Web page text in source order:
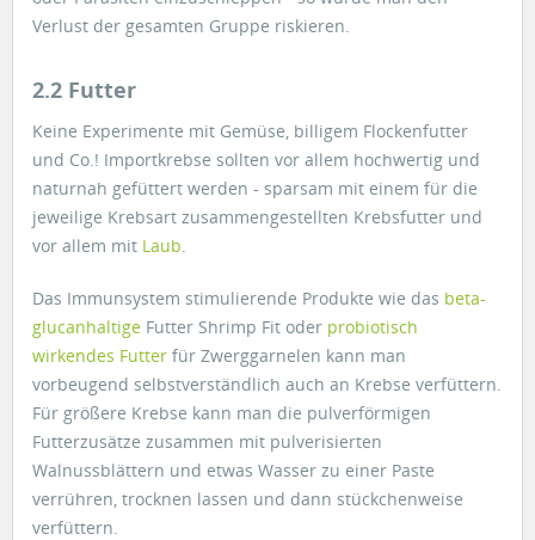
Verlust der gesamten Gruppe riskieren.
2.2 Futter
Keine Experimente mit Gemüse, billigem Flockenfutter
und Co.! Importkrebse sollten vor allem hochwertig und
naturnah gefüttert werden - sparsam mit einem für die
jeweilige Krebsart zusammengestellten Krebsfutter und
vor allem mit Laub.
Das Immunsystem stimulierende Produkte wie das beta-
glucanhaltige Futter Shrimp Fit oder probiotisch
wirkendes Futter für Zwerggarnelen kann man
vorbeugend selbstverständlich auch an Krebse verfüttern.
Für größere Krebse kann man die pulverförmigen
Futterzusätze zusammen mit pulverisierten
Walnussblättern und etwas Wasser zu einer Paste
verrühren, trocknen lassen und dann stückchenweise
verfüttern.